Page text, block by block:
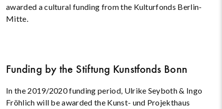
awarded a cultural funding from the Kulturfonds Berlin-
Mitte.
Funding by the Stiftung Kunstfonds Bonn
In the 2019/2020 funding period, Ulrike Seyboth & Ingo
Fröhlich will be awarded the Kunst- und Projekthaus